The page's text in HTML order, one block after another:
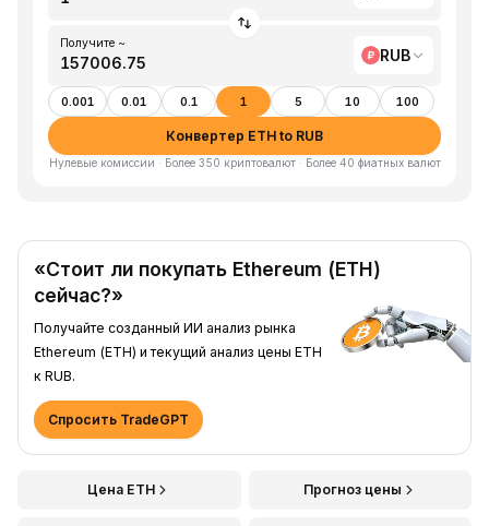
Получите ~
RUB
0.001 0.01 0.1 1 5 10 100
Конвертер ETH to RUB
Нулевые комиссии · Более 350 криптовалют · Более 40 фиатных валют
«Стоит ли покупать Ethereum (ETH)
сейчас?»
Получайте созданный ИИ анализ рынка
Ethereum (ETH) и текущий анализ цены ETH
к RUB.
Спросить TradeGPT
Цена ETH Прогноз цены